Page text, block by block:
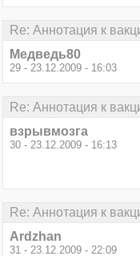
Re: Аннотация к
Медведь80
29 - 23.12.2009 - 16:03
Re: Аннотация к
взрывмозга
30 - 23.12.2009 - 16:13
Re: Аннотация к
Ardzhan
31 - 23.12.2009 - 22:09